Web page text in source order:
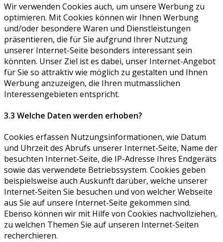
Wir verwenden Cookies auch, um unsere Werbung zu
optimieren. Mit Cookies können wir Ihnen Werbung
und/oder besondere Waren und Dienstleistungen
präsentieren, die für Sie aufgrund Ihrer Nutzung
unserer Internet-Seite besonders interessant sein
könnten. Unser Ziel ist es dabei, unser Internet-Angebot
für Sie so attraktiv wie möglich zu gestalten und Ihnen
Werbung anzuzeigen, die Ihren mutmasslichen
Interessengebieten entspricht.
3.3 Welche Daten werden erhoben?
Cookies erfassen Nutzungsinformationen, wie Datum
und Uhrzeit des Abrufs unserer Internet-Seite, Name der
besuchten Internet-Seite, die IP-Adresse Ihres Endgeräts
sowie das verwendete Betriebssystem. Cookies geben
beispielsweise auch Auskunft darüber, welche unserer
Internet-Seiten Sie besuchen und von welcher Webseite
aus Sie auf unsere Internet-Seite gekommen sind.
Ebenso können wir mit Hilfe von Cookies nachvollziehen,
zu welchen Themen Sie auf unseren Internet-Seiten
recherchieren.